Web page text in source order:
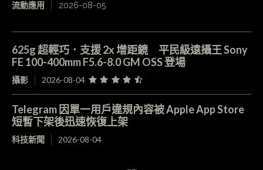
流動應用 2026-08-05
625g 超輕巧．支援 2x 增距鏡 平民級遠攝王 Sony
FE 100-400mm F5.6-8.0 GM OSS 登場
攝影 2026-08-04
Telegram 因單一用戶違規內容被 Apple App Store
短暫下架後迅速恢復上架
科技新聞 2026-08-04